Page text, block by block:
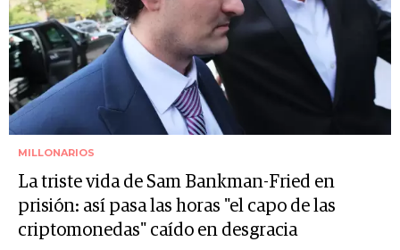
MILLONARIOS
La triste vida de Sam Bankman-Fried en
prisión: así pasa las horas "el capo de las
criptomonedas" caído en desgracia